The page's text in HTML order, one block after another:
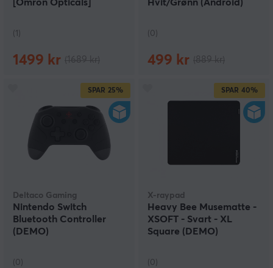
[Omron Opticals]
(1)
1499 kr
Hvit/Grønn (Android)
(0)
499 kr
SPAR 25%
Deltaco Gaming
Nintendo Switch
Bluetooth Controller
(DEMO)
(0)
SPAR 40%
X-raypad
Heavy Bee Musematte -
XSOFT - Svart - XL
Square (DEMO)
(0)